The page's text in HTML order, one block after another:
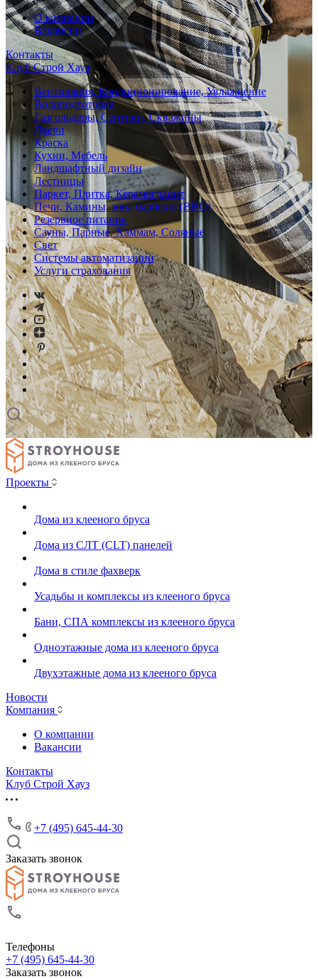
О компании
Вакансии
Контакты
Клуб Строй Хауз
Вентиляция, Кондиционирование, Увлажнение
Водоподготовка
Газгольдеры, Септики, Скважины
Двери
Краска
Кухни, Мебель
Ландшафтный дизайн
Лестницы
Паркет, Плитка, Керамогранит
Печи, Камины, зона барбекю (BBQ)
Резервное питание
Сауны, Парные, Хаммам, Соляные
Свет
Системы автоматизации
Услуги страхования
Проекты
Дома из клееного бруса
Дома из СЛТ (CLT) панелей
Дома в стиле фахверк
Усадьбы и комплексы из клееного бруса
Бани, СПА комплексы из клееного бруса
Одноэтажные дома из клееного бруса
Двухэтажные дома из клееного бруса
Новости
Компания
О компании
Вакансии
Контакты
Клуб Строй Хауз
+7 (495) 645-44-30
Заказать звонок
Телефоны
+7 (495) 645-44-30
Заказать звонок